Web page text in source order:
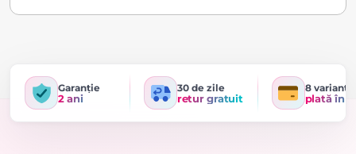
Garanție
2 ani
30 de zile
retur gratuit
8 variante
plată în